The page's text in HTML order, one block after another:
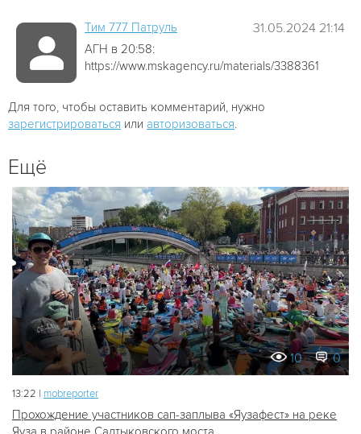
Tим 777 Патруль 31.05.2024 21:14
АГН в 20:58:
https://www.mskagency.ru/materials/3388361
Для того, чтобы оставить комментарий, нужно
зарегистрироваться или авторизоваться
Ещё
10 0
13:22 | mobreporter
Прохождение участников сап-заплыва «Яузафест» на реке